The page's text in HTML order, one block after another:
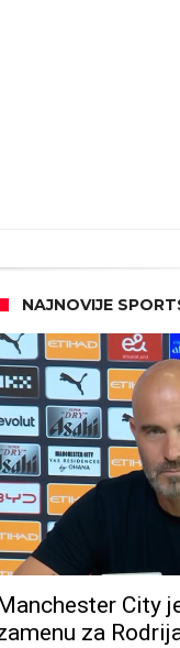
NAJNOVIJE
City
za